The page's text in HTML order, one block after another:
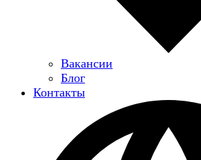
Вакансии
Блог
Контакты